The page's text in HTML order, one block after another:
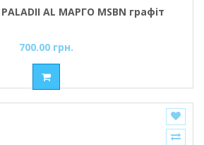
AL МАРГО MSBN графіт
700.00 грн.